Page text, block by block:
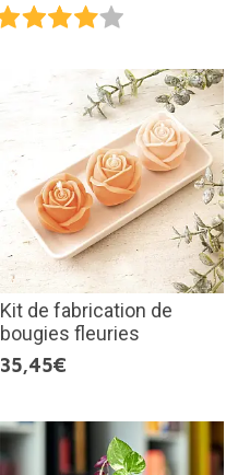
Kit de fabrication de
bougies fleuries
35,45€